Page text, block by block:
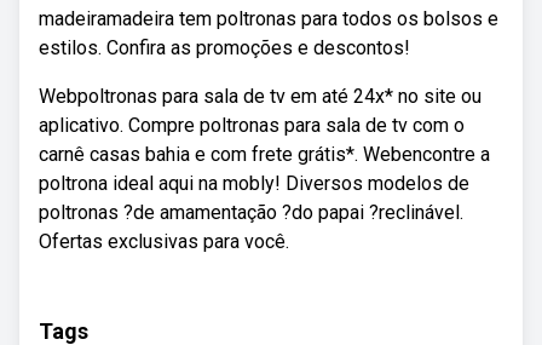
madeiramadeira tem poltronas para todos os bolsos e
estilos. Confira as promoções e descontos!
Webpoltronas para sala de tv em até 24x* no site ou
aplicativo. Compre poltronas para sala de tv com o
carnê casas bahia e com frete grátis*. Webencontre a
poltrona ideal aqui na mobly! Diversos modelos de
poltronas ?de amamentação ?do papai ?reclinável.
Ofertas exclusivas para você.
Tags